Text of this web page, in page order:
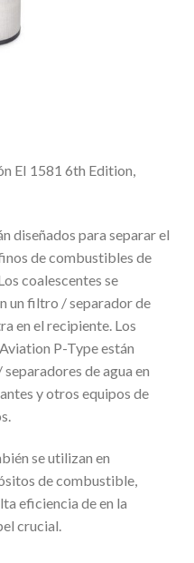
EI 1581 6th Edition,
diseñados para separar el
de combustibles de
coalescentes se
un filtro / separador de
en el recipiente. Los
P-Type están
de agua en
y otros equipos de
se utilizan en
de combustible,
eficiencia de en la
crucial.